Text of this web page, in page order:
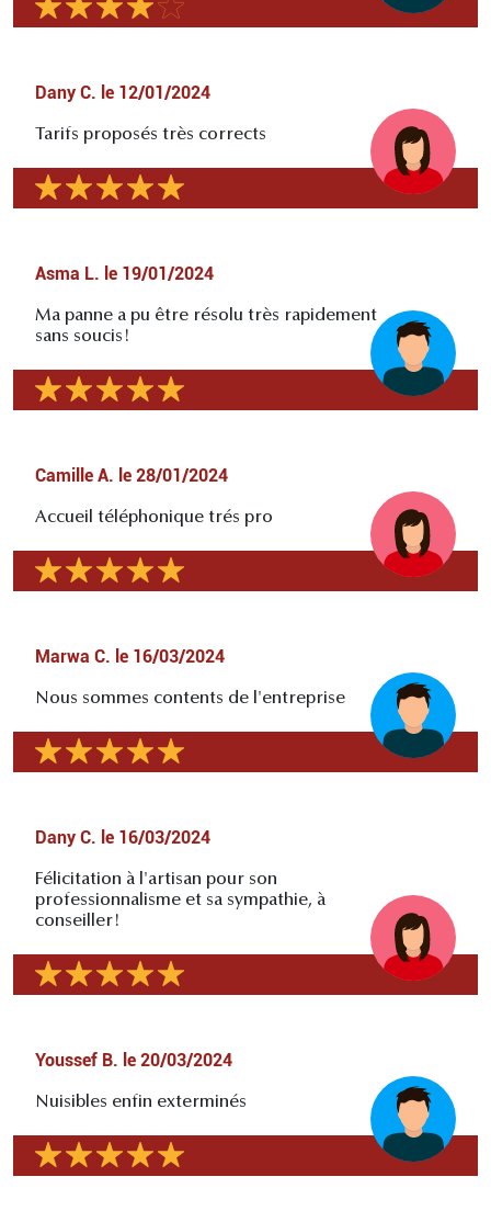
Dany C. le 12/01/2024
Tarifs proposés très corrects
Asma L. le 19/01/2024
Ma panne a pu être résolu très rapidement
sans soucis!
Camille A. le 28/01/2024
Accueil téléphonique trés pro
Marwa C. le 16/03/2024
Nous sommes contents de l'entreprise
Dany C. le 16/03/2024
Félicitation à l'artisan pour son
professionnalisme et sa sympathie, à
conseiller!
Youssef B. le 20/03/2024
Nuisibles enfin exterminés